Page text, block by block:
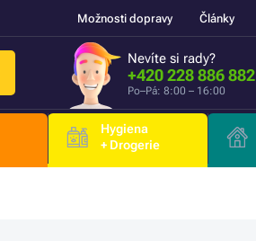
Možnosti dopravy Články
Nevíte si rady?
+420 228 886 882
Po–Pá: 8:00 – 16:00
Hygiena
+ Drogerie